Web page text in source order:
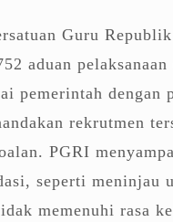
Guru
aduan pelaksanaan
pemerintah dengan
rekrutmen
PGRI
seperti meninjau
memenuhi rasa